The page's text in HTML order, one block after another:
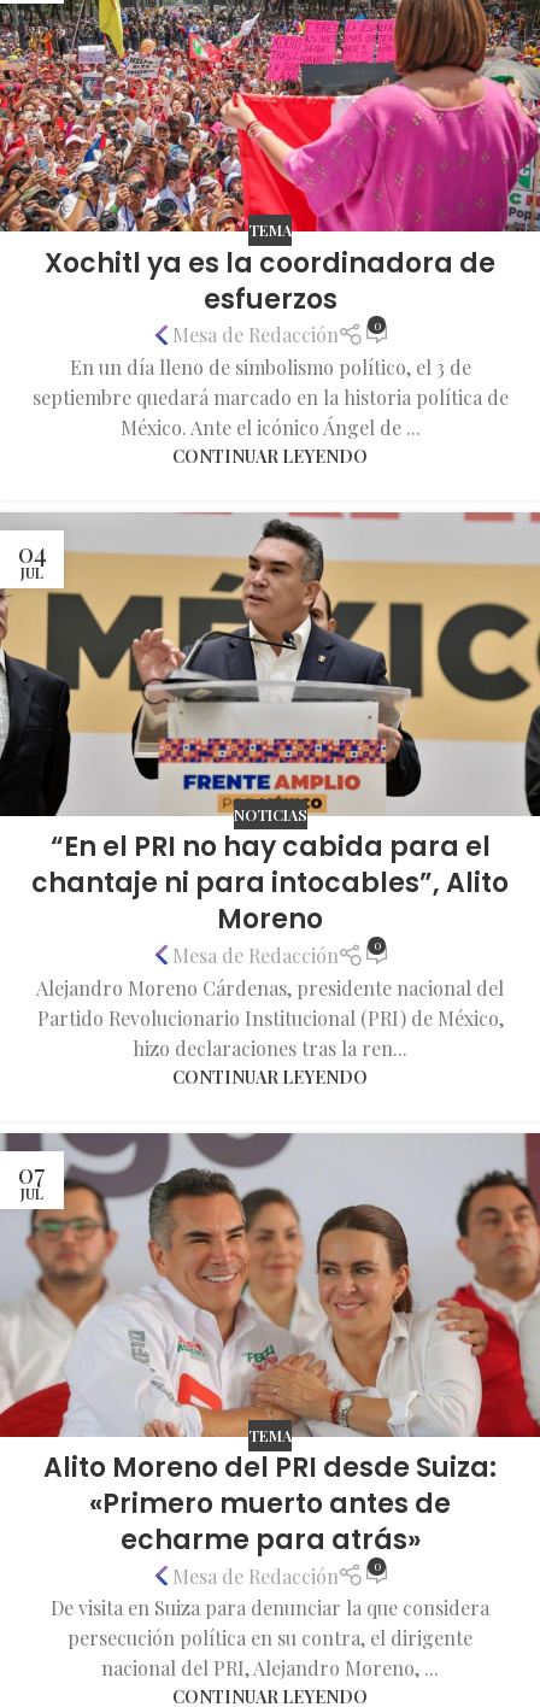
TEMA
Xochitl ya es la coordinadora de
esfuerzos
Mesa de Redacción 0
En un día lleno de simbolismo político, el 3 de
septiembre quedará marcado en la historia política de
México. Ante el icónico Ángel de ...
CONTINUAR LEYENDO
04
JUL
NOTICIAS
“En el PRI no hay cabida para el
chantaje ni para intocables”, Alito
Moreno
Mesa de Redacción 0
Alejandro Moreno Cárdenas, presidente nacional del
Partido Revolucionario Institucional (PRI) de México,
hizo declaraciones tras la ren...
CONTINUAR LEYENDO
07
JUL
TEMA
Alito Moreno del PRI desde Suiza:
«Primero muerto antes de
echarme para atrás»
Mesa de Redacción 0
De visita en Suiza para denunciar la que considera
persecución política en su contra, el dirigente
nacional del PRI, Alejandro Moreno, ...
CONTINUAR LEYENDO